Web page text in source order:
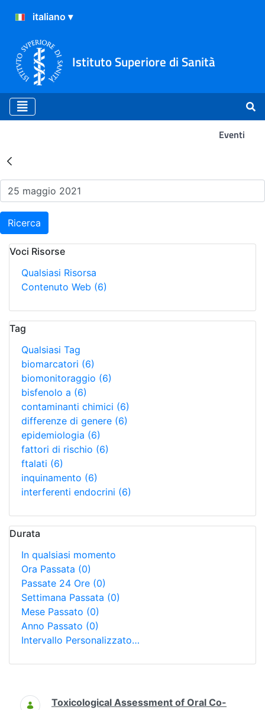
Istituto Superiore di Sanità
Eventi
Risultati della Ricerca -
Ricerca
Voci Risorse
Qualsiasi Risorsa
Contenuto Web (6)
Tag
Qualsiasi Tag
biomarcatori (6)
biomonitoraggio (6)
bisfenolo a (6)
contaminanti chimici (6)
differenze di genere (6)
epidemiologia (6)
fattori di rischio (6)
ftalati (6)
inquinamento (6)
interferenti endocrini (6)
Durata
In qualsiasi momento
Ora Passata (0)
Passate 24 Ore (0)
Settimana Passata (0)
Mese Passato (0)
Anno Passato (0)
Intervallo Personalizzato…
Ricerca
Toxicological Assessment of Oral Co-